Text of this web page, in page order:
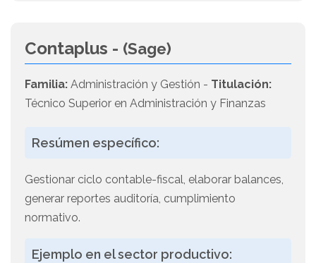
Contaplus - (Sage)
Familia: Administración y Gestión - Titulación:
Técnico Superior en Administración y Finanzas
Resúmen específico:
Gestionar ciclo contable-fiscal, elaborar balances,
generar reportes auditoría, cumplimiento
normativo.
Ejemplo en el sector productivo: